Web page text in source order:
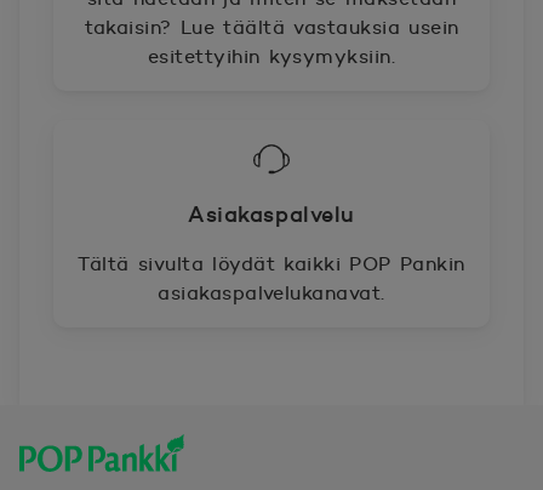
takaisin? Lue täältä vastauksia usein
esitettyihin kysymyksiin.
Asiakaspalvelu
Tältä sivulta löydät kaikki POP Pankin
asiakaspalvelukanavat.